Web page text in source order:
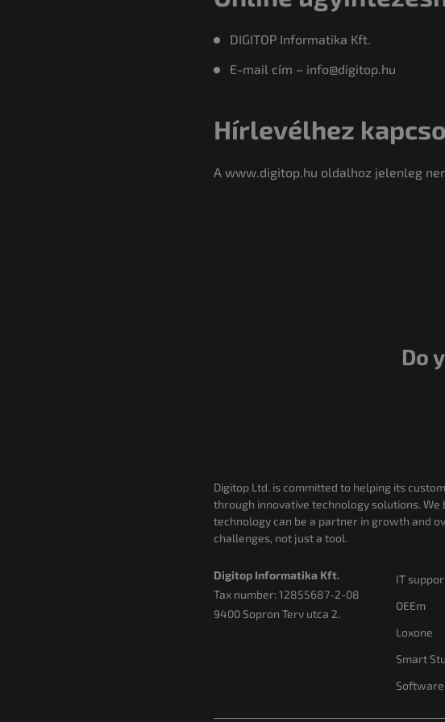
DIGITOP Informatika Kft.
E-mail cím – info@digitop.hu
Hírlevélhez
A www.digitop.hu oldalhoz jelenleg
Do
Digitop Informatika Kft.
Tax number: 12855687-2-08
9400 Sopron Terv utca 2.
Digitop Ltd. is committed to helping its
through innovative technology solutions. We
technology can be a partner in growth and
challenges, not just a tool.
IT
OEEm
Loxone
Smart